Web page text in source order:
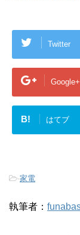
Twitter
Google+
B! はてブ
-家電
執筆者：